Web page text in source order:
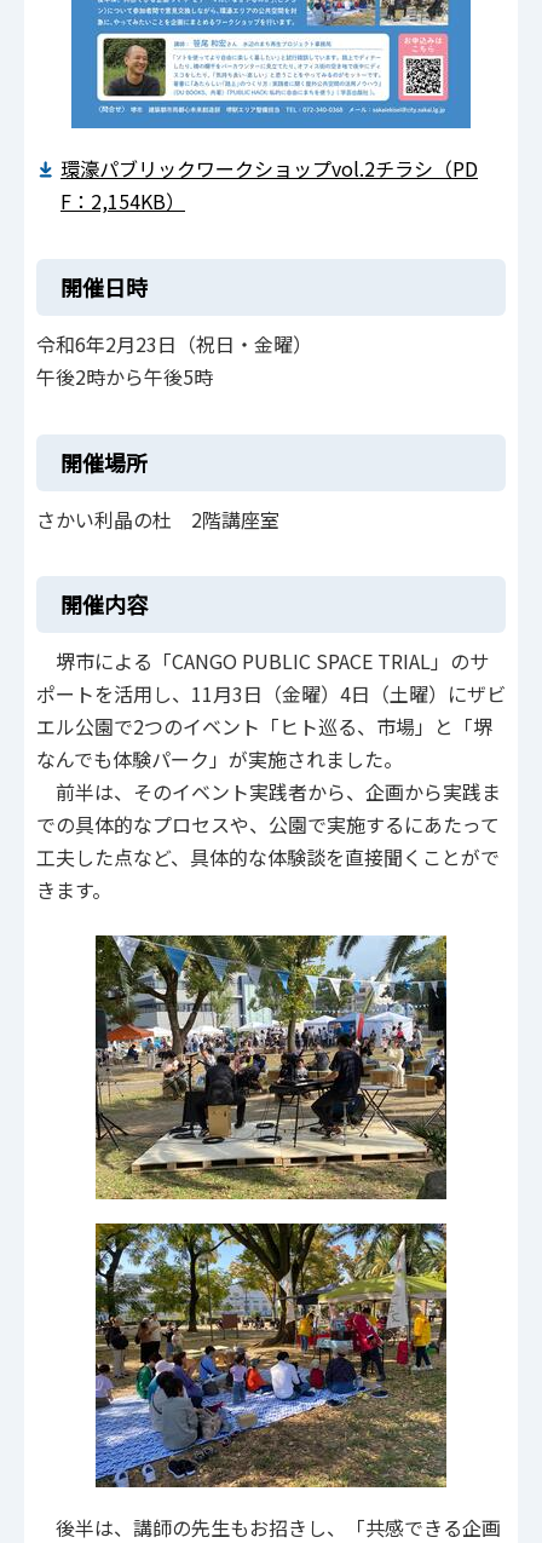
環濠パブリックワークショップvol.2チラシ（PD
F：2,154KB）
開催日時
令和6年2月23日（祝日・金曜）
午後2時から午後5時
開催場所
さかい利晶の杜 2階講座室
開催内容
堺市による「CANGO PUBLIC SPACE TRIAL」のサ
ポートを活用し、11月3日（金曜）4日（土曜）にザビ
エル公園で2つのイベント「ヒト巡る、市場」と「堺
なんでも体験パーク」が実施されました。
前半は、そのイベント実践者から、企画から実践ま
での具体的なプロセスや、公園で実施するにあたって
工夫した点など、具体的な体験談を直接聞くことがで
きます。
後半は、講師の先生もお招きし、「共感できる企画